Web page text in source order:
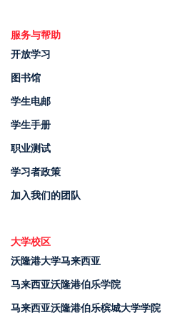
服务与帮助
开放学习
图书馆
学生电邮
学生手册
职业测试
学习者政策
加入我们的团队
大学校区
沃隆港大学马来西亚
马来西亚沃隆港伯乐学院
马来西亚沃隆港伯乐槟城大学学院